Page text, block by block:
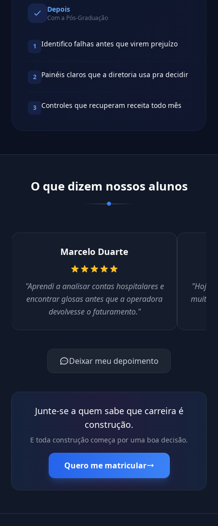
Depois
Com a Pós-Graduação
1 Identifico falhas antes que virem prejuízo
2 Painéis claros que a diretoria usa pra decidir
3 Controles que recuperam receita todo mês
O que dizem nossos alunos
Marcelo Duarte
"Aprendi a analisar contas hospitalares e
encontrar glosas antes que a operadora
devolvesse o faturamento."
"Hoje
muito
Deixar meu depoimento
Junte-se a quem sabe que carreira é
construção.
E toda construção começa por uma boa decisão.
Quero me matricular